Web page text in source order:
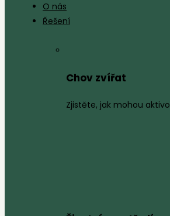
O nás
Řešení
Chov zvířat
Zjistěte, jak mohou